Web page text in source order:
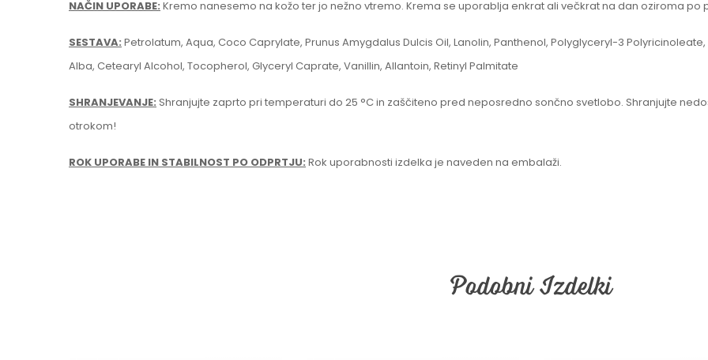
NAČIN UPORABE: Kremo nanesemo na kožo ter jo nežno vtremo. Krema se uporablja enkrat ali večkratna dan oziroma po
SESTAVA: Petrolatum, Aqua, Coco Caprylate, Prunus Amygdalus Dulcis Oil, Lanolin, Panthenol, Polyglyceryl-3
Alba, Cetearyl Alcohol, Tocopherol, Glyceryl Caprate, Vanillin, Allantoin, Retinyl Palmitate
SHRANJEVANJE: Shranjujte zaprto pri temperaturi do 25 °C in zaščiteno pred neposredno sončno svetlobo. Shranjujte
otrokom!
ROK UPORABE IN STABILNOST PO ODPRTJU: Rok uporabnosti izdelka je naveden na embalaži.
Podobni Izdelki